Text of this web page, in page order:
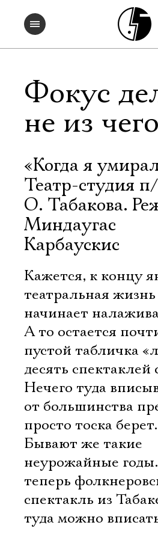
Фокус
не из чего
«Когда я
Театр-студия
О. Табакова.
Миндаугас
Карбаускис
Кажется, к концу
театральная жизнь
начинает
А то остается
пустой табличка
десять спектаклей
Нечего туда
от большинства
просто тоска берет.
Бывают же такие
неурожайные
теперь
спектакль из
туда можно